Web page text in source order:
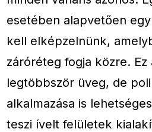
esetében alapvetően
kell elképzelnünk,
záróréteg fogja közre. Ez
legtöbbször üveg, de
alkalmazása is
teszi ívelt felületek